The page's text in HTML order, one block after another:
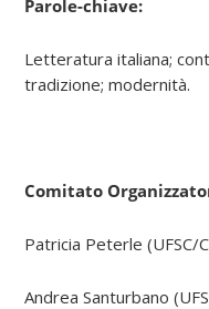
Parole-chiave:
Letteratura italiana;
tradizione; modernità.
Comitato
Patricia Peterle (UFSC/
Andrea Santurbano